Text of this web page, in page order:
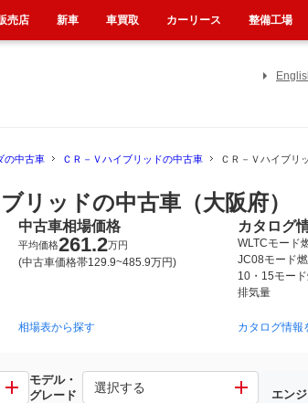
の中古車 ＣＲ－Ｖハイブリッドの中古車 ＣＲ－Ｖハイブリ
リッドの中古車（大阪府）
中古車相場価格
平均価格261.2万円
(中古車価格帯129.9~485.9万円)
相場表から探す
カタログ
WLTCモード
JC08モード
10・15モー
排気量
カタログ情報
ド モデル・
グレード
選択する エン
売店 新車 車買取 カーリース 整備工場